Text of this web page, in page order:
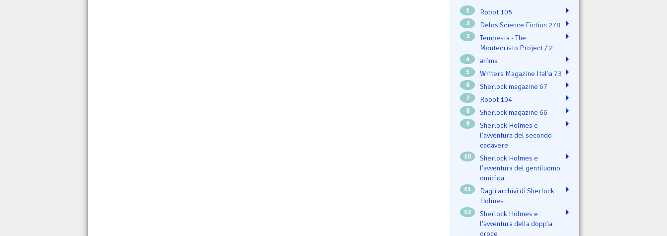
1 Robot 105
2 Delos Science Fiction 278
3
Tempesta - The
Montecristo Project / 2
4 ənima
5 Writers Magazine Italia 73
6 Sherlock magazine 67
7 Robot 104
8 Sherlock magazine 66
9
Sherlock Holmes e
l'avventura del secondo
cadavere
10
Sherlock Holmes e
l’avventura del gentiluomo
omicida
11
Dagli archivi di Sherlock
Holmes
12
Sherlock Holmes e
l’avventura della doppia
croce